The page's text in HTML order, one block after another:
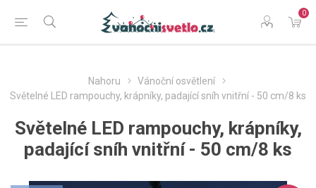
0
Nahoru
Vánoční osvětlení
Světelné LED rampouchy, krápníky, padající sníh vnitřní - 50 cm/8 ks
Světelné LED rampouchy, krápníky,
padající sníh vnitřní - 50 cm/8 ks